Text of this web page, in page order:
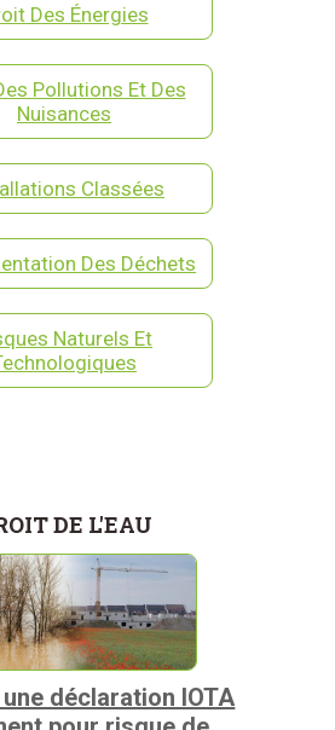
Des Énergies
Pollutions Et Des
Nuisances
Classées
Des Déchets
Naturels Et
DE L'EAU
déclaration IOTA